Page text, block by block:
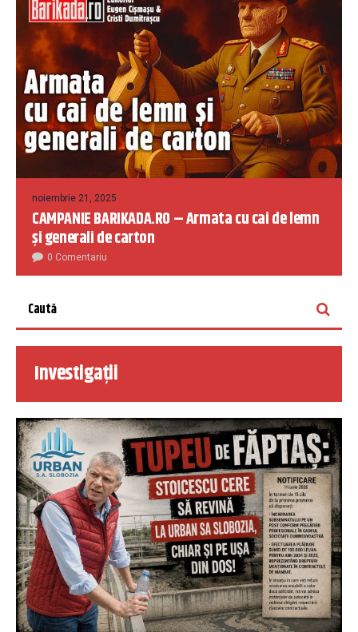
noiembrie 21, 2025
CAMPANIE BARIKADA.RO – Armata cu cai de lemn
și generali de carton
0 Comentariu
Investigații